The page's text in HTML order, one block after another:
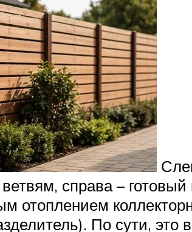
справа – готовый
отоплением
По сути, это